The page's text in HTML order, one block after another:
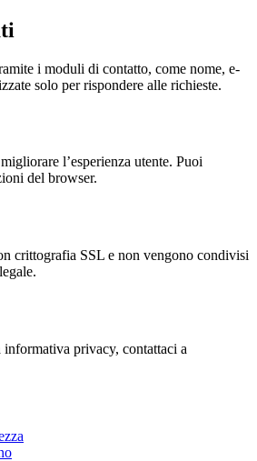
i moduli di contatto, come nome, e-
solo per rispondere alle richieste.
l’esperienza utente. Puoi
del browser.
crittografia SSL e non vengono condivisi
informativa privacy, contattaci a